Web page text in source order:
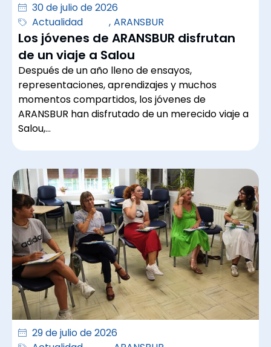
30 de julio de 2026
Actualidad
, ARANSBUR
Los jóvenes de ARANSBUR disfrutan
de un viaje a Salou
Después de un año lleno de ensayos,
representaciones, aprendizajes y muchos
momentos compartidos, los jóvenes de
ARANSBUR han disfrutado de un merecido viaje a
Salou,…
29 de julio de 2026